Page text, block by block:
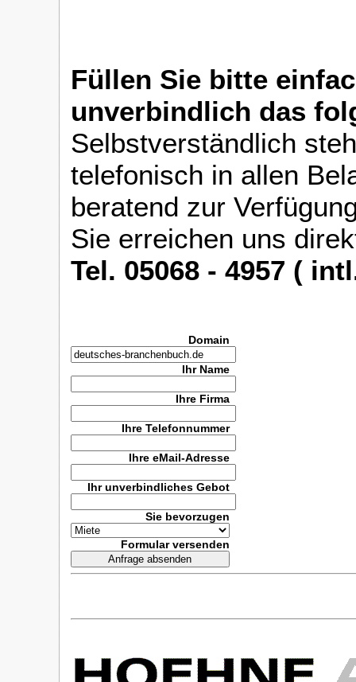
Füllen Sie bitte
unverbindlich das
Selbstverständlich
telefonisch in allen
beratend zur
Sie erreichen uns
Tel. 05068 - 4957 (
Domain
Ihr Name
Ihre Firma
Ihre Telefonnummer
Ihre eMail-Adresse
Ihr unverbindliches Gebot
Sie bevorzugen
Formular versenden